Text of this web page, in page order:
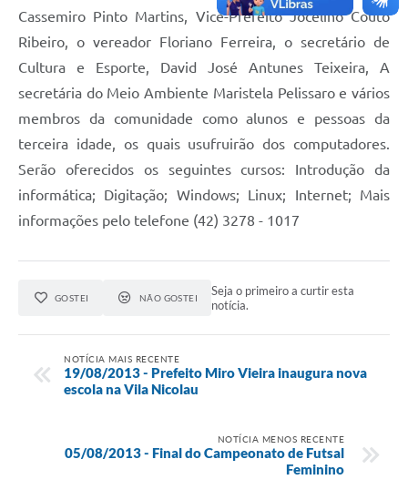
Cassemiro Pinto Martins, Vice-Prefeito Jocelino Couto
Ribeiro, o vereador Floriano Ferreira, o secretário de
Cultura e Esporte, David José Antunes Teixeira, A
secretária do Meio Ambiente Maristela Pelissaro e vários
membros da comunidade como alunos e pessoas da
terceira idade, os quais usufruirão dos computadores.
Serão oferecidos os seguintes cursos: Introdução da
informática; Digitação; Windows; Linux; Internet; Mais
informações pelo telefone (42) 3278 - 1017
GOSTEI NÃO GOSTEI
Seja o primeiro a curtir esta
notícia.
NOTÍCIA MAIS RECENTE
19/08/2013 - Prefeito Miro Vieira inaugura nova
escola na Vila Nicolau
NOTÍCIA MENOS RECENTE
05/08/2013 - Final do Campeonato de Futsal
Feminino